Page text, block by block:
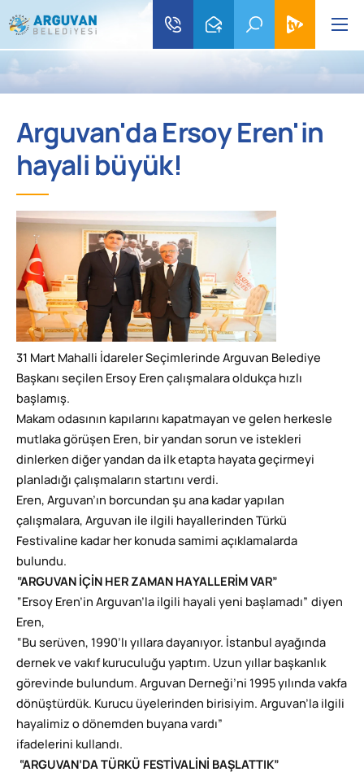
Arguvan'da Ersoy Eren'in
hayali büyük!
31 Mart Mahalli İdareler Seçimlerinde Arguvan Belediye
Başkanı seçilen Ersoy Eren çalışmalara oldukça hızlı
başlamış.
Makam odasının kapılarını kapatmayan ve gelen herkesle
mutlaka görüşen Eren, bir yandan sorun ve istekleri
dinlerken diğer yandan da ilk etapta hayata geçirmeyi
planladığı çalışmaların startını verdi.
Eren, Arguvan’ın borcundan şu ana kadar yapılan
çalışmalara, Arguvan ile ilgili hayallerinden Türkü
Festivaline kadar her konuda samimi açıklamalarda
bulundu.
“ARGUVAN İÇİN HER ZAMAN HAYALLERİM VAR”
“Ersoy Eren’in Arguvan’la ilgili hayali yeni başlamadı” diyen
Eren,
“Bu serüven, 1990’lı yıllara dayanıyor. İstanbul ayağında
dernek ve vakıf kuruculuğu yaptım. Uzun yıllar başkanlık
görevinde bulundum. Arguvan Derneği’ni 1995 yılında vakfa
dönüştürdük. Kurucu üyelerinden birisiyim. Arguvan’la ilgili
hayalimiz o dönemden buyana vardı”
ifadelerini kullandı.
“ARGUVAN’DA TÜRKÜ FESTİVALİNİ BAŞLATTIK”